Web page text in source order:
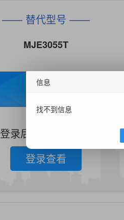
—— 替代型号 ——
MJE3055T
登录后查看更多信息
登录查看
信息
找不到信息